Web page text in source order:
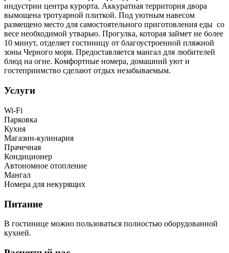
индустрии центра курорта. Аккуратная территория двора
вымощена тротуарной плиткой. Под уютным навесом
размещено место для самостоятельного приготовления еды со
весе необходимой утварью. Прогулка, которая займет не более
10 минут, отделяет гостиницу от благоустроенной пляжной
зоны Черного моря. Предоставляется мангал для любителей
блюд на огне. Комфортные номера, домашний уют и
гостеприимство сделают отдых незабываемым.
Услуги
Wi-Fi
Парковка
Кухня
Магазин-кулинария
Прачечная
Кондиционер
Автономное отопление
Мангал
Номера для некурящих
Питание
В гостинице можно пользоваться полностью оборудованной
кухней.